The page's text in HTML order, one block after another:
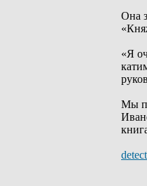
Она
«Я
Мы